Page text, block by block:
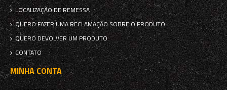
LOCALIZAÇÃO DE REMESSA
QUERO FAZER UMA RECLAMAÇÃO SOBRE O PRODUTO
QUERO DEVOLVER UM PRODUTO
CONTATO
MINHA CONTA